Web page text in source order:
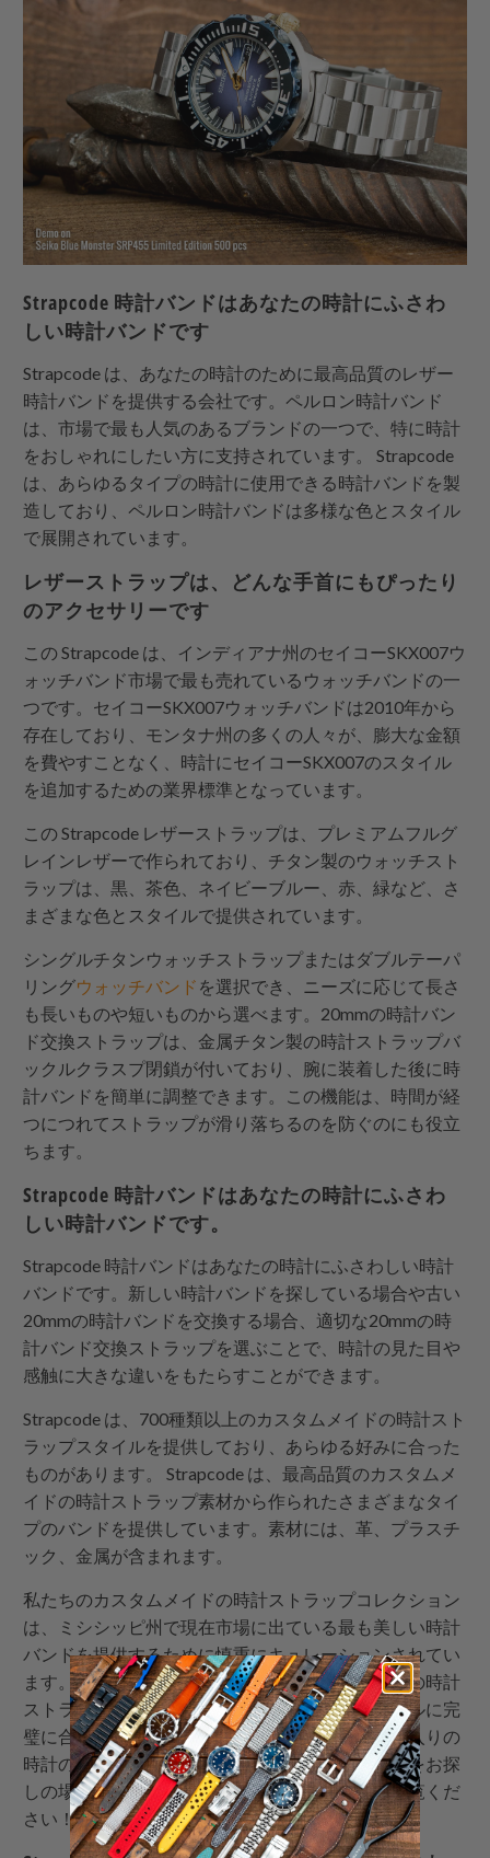
Strapcode 時計バンドはあなたの時計にふさわ
しい時計バンドです
Strapcode は、あなたの時計のために最高品質のレザー
時計バンドを提供する会社です。ペルロン時計バンド
は、市場で最も人気のあるブランドの一つで、特に時計
をおしゃれにしたい方に支持されています。 Strapcode
は、あらゆるタイプの時計に使用できる時計バンドを製
造しており、ペルロン時計バンドは多様な色とスタイル
で展開されています。
レザーストラップは、どんな手首にもぴったり
のアクセサリーです
このStrapcode は、インディアナ州のセイコーSKX007ウ
ォッチバンド市場で最も売れているウォッチバンドの一
つです。セイコーSKX007ウォッチバンドは2010年から
存在しており、モンタナ州の多くの人々が、膨大な金額
を費やすことなく、時計にセイコーSKX007のスタイル
を追加するための業界標準となっています。
このStrapcode レザーストラップは、プレミアムフルグ
レインレザーで作られており、チタン製のウォッチスト
ラップは、黒、茶色、ネイビーブルー、赤、緑など、さ
まざまな色とスタイルで提供されています。
シングルチタンウォッチストラップまたはダブルテーパ
リングウォッチバンド を選択でき、ニーズに応じて長さ
も長いものや短いものから選べます。20mmの時計バン
ド交換ストラップは、金属チタン製の時計ストラップバ
ックルクラスプ閉鎖が付いており、腕に装着した後に時
計バンドを簡単に調整できます。この機能は、時間が経
つにつれてストラップが滑り落ちるのを防ぐのにも役立
ちます。
Strapcode 時計バンドはあなたの時計にふさわ
しい時計バンドです。
Strapcode 時計バンドはあなたの時計にふさわしい時計
バンドです。新しい時計バンドを探している場合や古い
20mmの時計バンドを交換する場合、適切な20mmの時
計バンド交換ストラップを選ぶことで、時計の見た目や
感触に大きな違いをもたらすことができます。
Strapcode は、700種類以上のカスタムメイドの時計スト
ラップスタイルを提供しており、あらゆる好みに合った
ものがあります。Strapcode は、最高品質のカスタムメ
イドの時計ストラップ素材から作られたさまざまなタイ
プのバンドを提供しています。素材には、革、プラスチ
ック、金属が含まれます。
私たちのカスタムメイドの時計ストラップコレクション
は、ミシシッピ州で現在市場に出ている最も美しい時計
バンドを提供するために慎重にキュレーションされてい
ます。また、さまざまなカスタムメイドのカラーの時計
ストラップも提供しているので、あなたのスタイルに完
璧に合うものを見つけることができます！お気に入りの
時計のために新しいカスタムメイドのストラップをお探
しの場合は、ぜひ今日私たちのセレクションをご覧くだ
さい！